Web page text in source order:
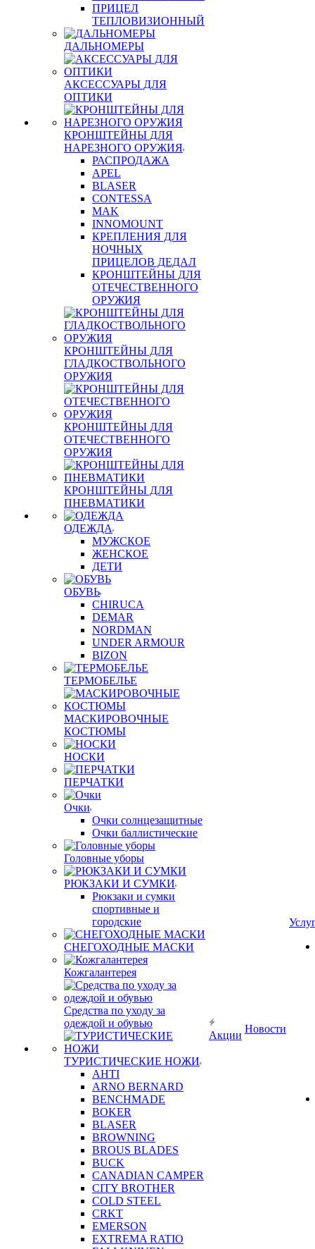
ПРИЦЕЛ
ТЕПЛОВИЗИОННЫЙ
ДАЛЬНОМЕРЫ
АКСЕССУАРЫ ДЛЯ
ОПТИКИ
КРОНШТЕЙНЫ ДЛЯ
НАРЕЗНОГО ОРУЖИЯ
РАСПРОДАЖА
APEL
BLASER
CONTESSA
MAK
INNOMOUNT
КРЕПЛЕНИЯ ДЛЯ
НОЧНЫХ
ПРИЦЕЛОВ ДЕДАЛ
КРОНШТЕЙНЫ ДЛЯ
ОТЕЧЕСТВЕННОГО
ОРУЖИЯ
КРОНШТЕЙНЫ ДЛЯ
ГЛАДКОСТВОЛЬНОГО
ОРУЖИЯ
КРОНШТЕЙНЫ ДЛЯ
ОТЕЧЕСТВЕННОГО
ОРУЖИЯ
КРОНШТЕЙНЫ ДЛЯ
ПНЕВМАТИКИ
ОДЕЖДА
МУЖСКОЕ
ЖЕНСКОЕ
ДЕТИ
ОБУВЬ
CHIRUCA
DEMAR
NORDMAN
UNDER ARMOUR
BIZON
ТЕРМОБЕЛЬЕ
МАСКИРОВОЧНЫЕ
КОСТЮМЫ
НОСКИ
ПЕРЧАТКИ
Очки
Очки солнцезащитные
Очки баллистические
Головные уборы
РЮКЗАКИ И СУМКИ
Рюкзаки и сумки
спортивные и
городские
СНЕГОХОДНЫЕ МАСКИ
Кожгалантерея
Средства по уходу за
одеждой и обувью
ТУРИСТИЧЕСКИЕ НОЖИ
AHTI
ARNO BERNARD
BENCHMADE
BOKER
BLASER
BROWNING
BROUS BLADES
BUCK
CANADIAN CAMPER
CITY BROTHER
COLD STEEL
CRKT
EMERSON
EXTREMA RATIO
Акции
Новости